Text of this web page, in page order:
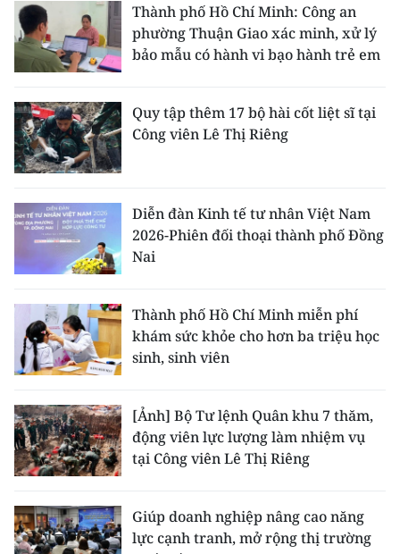
Thành phố Hồ Chí Minh: Công an
phường Thuận Giao xác minh, xử lý
bảo mẫu có hành vi bạo hành trẻ em
Quy tập thêm 17 bộ hài cốt liệt sĩ tại
Công viên Lê Thị Riêng
Diễn đàn Kinh tế tư nhân Việt Nam
2026-Phiên đối thoại thành phố Đồng
Nai
Thành phố Hồ Chí Minh miễn phí
khám sức khỏe cho hơn ba triệu học
sinh, sinh viên
[Ảnh] Bộ Tư lệnh Quân khu 7 thăm,
động viên lực lượng làm nhiệm vụ
tại Công viên Lê Thị Riêng
Giúp doanh nghiệp nâng cao năng
lực cạnh tranh, mở rộng thị trường